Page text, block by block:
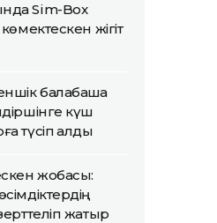
Sim-Box
жігіт
балабақша
күш
түсіп қалды
жобасы:
жатыр